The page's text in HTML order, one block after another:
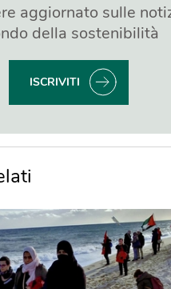
aggiornato sulle
della sostenibilità
ISCRIVITI